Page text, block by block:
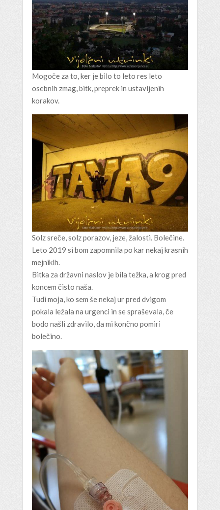
Mogoče za to, ker je bilo to leto res leto
osebnih zmag, bitk, preprek in ustavljenih
korakov.
Solz sreče, solz porazov, jeze, žalosti. Bolečine.
Leto 2019 si bom zapomnila po kar nekaj krasnih
mejnikih.
Bitka za državni naslov je bila težka, a krog pred
koncem čisto naša.
Tudi moja, ko sem še nekaj ur pred dvigom
pokala ležala na urgenci in se spraševala, če
bodo našli zdravilo, da mi končno pomiri
bolečino.